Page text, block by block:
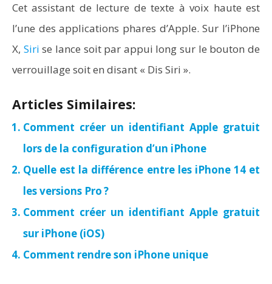
Cet assistant de lecture de texte à voix haute est
l’une des applications phares d’Apple. Sur l’iPhone
X, Siri se lance soit par appui long sur le bouton de
verrouillage soit en disant « Dis Siri ».
Articles Similaires:
Comment créer un identifiant Apple gratuit
lors de la configuration d’un iPhone
Quelle est la différence entre les iPhone 14 et
les versions Pro ?
Comment créer un identifiant Apple gratuit
sur iPhone (iOS)
Comment rendre son iPhone unique